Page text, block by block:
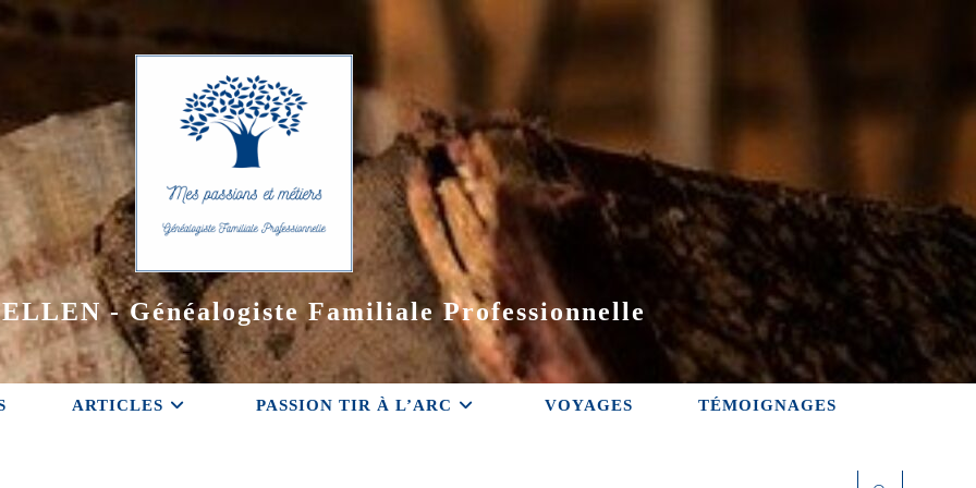
- Généalogiste Familiale Professionnelle
ARTICLES PASSION TIR À L’ARC VOYAGES TÉMOIGNAGES